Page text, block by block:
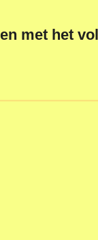
met het